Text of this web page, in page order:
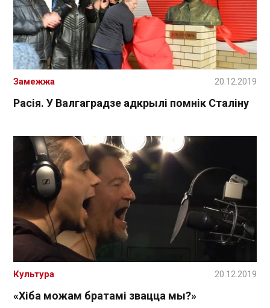
Расія. У Валгаградзе адкрылі помнік Сталіну
Замежжа 20.12.2019
«Хіба можам братамі звацца мы?»
Культура 20.12.2019